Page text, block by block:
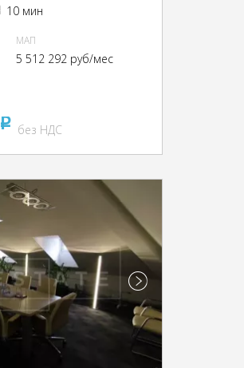
10 мин
МАП
5 512 292 руб/мес
pуббез НДС